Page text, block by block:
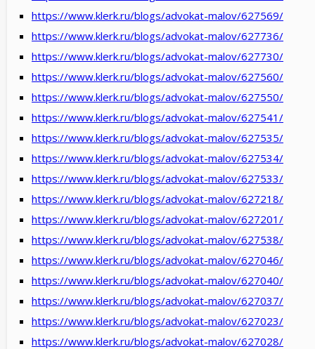
https://www.klerk.ru/blogs/advokat-malov/627569/
https://www.klerk.ru/blogs/advokat-malov/627736/
https://www.klerk.ru/blogs/advokat-malov/627730/
https://www.klerk.ru/blogs/advokat-malov/627560/
https://www.klerk.ru/blogs/advokat-malov/627550/
https://www.klerk.ru/blogs/advokat-malov/627541/
https://www.klerk.ru/blogs/advokat-malov/627535/
https://www.klerk.ru/blogs/advokat-malov/627534/
https://www.klerk.ru/blogs/advokat-malov/627533/
https://www.klerk.ru/blogs/advokat-malov/627218/
https://www.klerk.ru/blogs/advokat-malov/627201/
https://www.klerk.ru/blogs/advokat-malov/627538/
https://www.klerk.ru/blogs/advokat-malov/627046/
https://www.klerk.ru/blogs/advokat-malov/627040/
https://www.klerk.ru/blogs/advokat-malov/627037/
https://www.klerk.ru/blogs/advokat-malov/627023/
https://www.klerk.ru/blogs/advokat-malov/627028/